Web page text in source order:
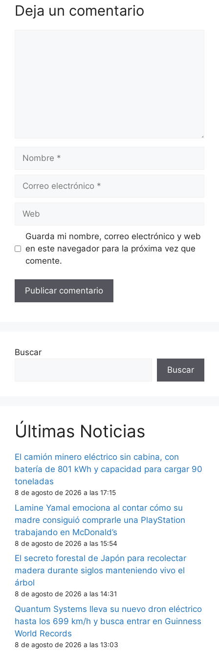
Deja un comentario
electrónico
Guarda mi nombre, correo electrónico y web
en este navegador para la próxima vez que
comente.
Buscar
Buscar
Últimas Noticias
El camión minero eléctrico sin cabina, con
batería de 801 kWh y capacidad para cargar 90
toneladas
8 de agosto de 2026 a las 17:15
Lamine Yamal emociona al contar cómo su
madre consiguió comprarle una PlayStation
trabajando en McDonald’s
8 de agosto de 2026 a las 15:54
El secreto forestal de Japón para recolectar
madera durante siglos manteniendo vivo el
árbol
8 de agosto de 2026 a las 14:31
Quantum Systems lleva su nuevo dron eléctrico
hasta los 699 km/h y busca entrar en Guinness
World Records
8 de agosto de 2026 a las 13:03